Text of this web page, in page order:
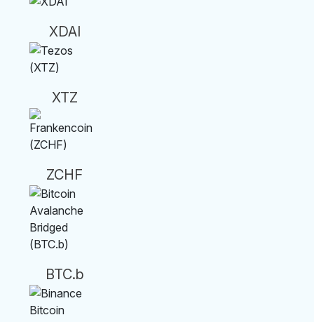
XDAI
XTZ
ZCHF
BTC.b